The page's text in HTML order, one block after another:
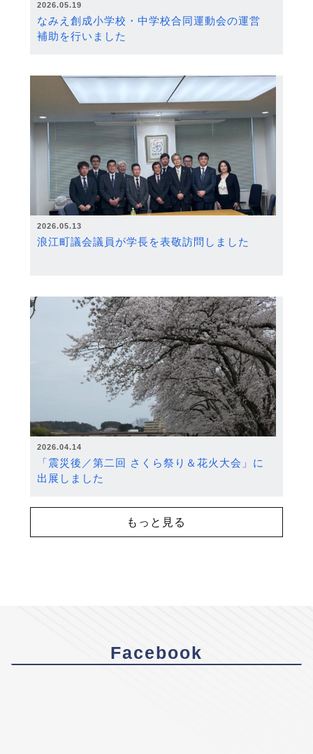
2026.05.19
なみえ創成小学校・中学校合同運動会の運営
補助を行いました
2026.05.13
浪江町議会議員が学長を表敬訪問しました
2026.04.14
「震災後／第二回 さくら祭り＆花火大会」に
出展しました
もっと見る
Facebook